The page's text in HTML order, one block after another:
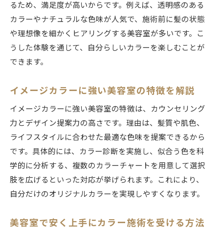
ホットペッパービューティーの口コミ活用
術
口コミ評価で美容室選びの失敗を防ぐ方法
最新トレンドカラーで新しい自分を発見
美容室で体験する最新トレンドカラー特集
2024年注目のヘアカラー動向と美容室事情
美容室で人気のトレンドカラーを提案
新しい自分に出会うヘアカラーの選び方
美容室のプロが教えるトレンドカラー活用
最旬ヘアカラーで理想の自分を叶える方法
るため、満足度が高いからです。例えば、透明感のある
カラーやナチュラルな色味が人気で、施術前に髪の状態
や理想像を細かくヒアリングする美容室が多いです。こ
うした体験を通じて、自分らしいカラーを楽しむことが
できます。
イメージカラーに強い美容室の特徴を解説
イメージカラーに強い美容室の特徴は、カウンセリング
力とデザイン提案力の高さです。理由は、髪質や肌色、
ライフスタイルに合わせた最適な色味を提案できるから
です。具体的には、カラー診断を実施し、似合う色を科
学的に分析する、複数のカラーチャートを用意して選択
肢を広げるといった対応が挙げられます。これにより、
自分だけのオリジナルカラーを実現しやすくなります。
美容室で安く上手にカラー施術を受ける方法